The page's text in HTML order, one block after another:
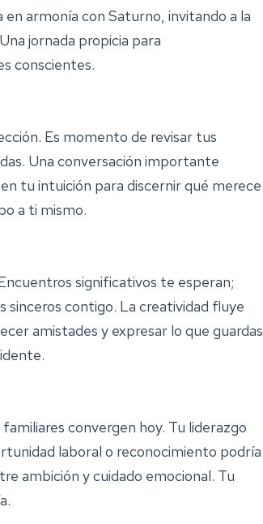
armonía con Saturno, invitando a la
jornada propicia para
conscientes.
Es momento de revisar tus
Una conversación importante
tu intuición para discernir qué merece
a ti mismo.
significativos te esperan;
contigo. La creatividad fluye
amistades y expresar lo que guardas
convergen hoy. Tu liderazgo
laboral o reconocimiento podría
ambición y cuidado emocional. Tu